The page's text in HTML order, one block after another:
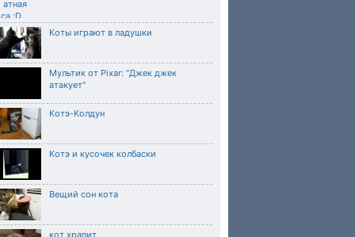
Коты играют в ладушки
Мультик от Pixar: "Джек джек
атакует"
Котэ-Колдун
Котэ и кусочек колбаски
Вещий сон кота
кот храпит